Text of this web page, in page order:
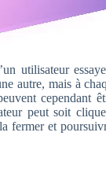
utilisateur
autre, mais à
cependant
peut soit
fermer et